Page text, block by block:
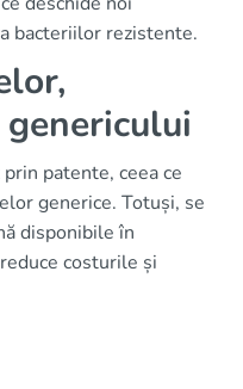
bacteriilor rezistente.
patente, ceea ce
generice. Totuși, se
disponibile în
costurile și